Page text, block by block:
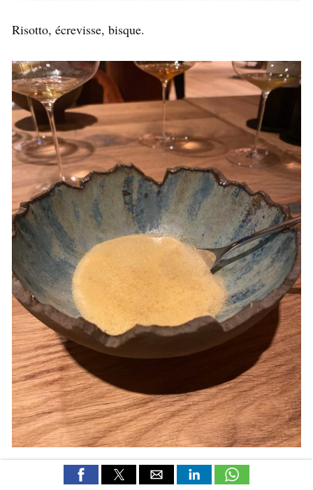
Risotto, écrevisse, bisque.
Raviolis farcis au sanglier, fromage de Bohinj sauce